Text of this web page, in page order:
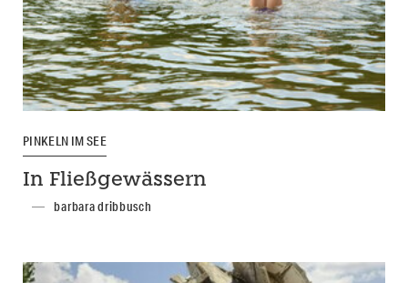
PINKELN IM SEE
In Fließgewässern
barbara dribbusch